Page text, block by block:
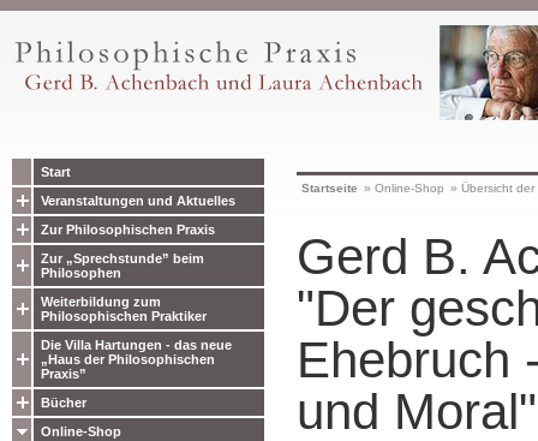
Start
Veranstaltungen und Aktuelles
Zur Philosophischen Praxis
Zur „Sprechstunde” beim
Philosophen
Weiterbildung zum
Philosophischen Praktiker
Die Villa Hartungen - das neue
„Haus der Philosophischen
Praxis”
Bücher
Online-Shop
Startseite » Online-Shop » Übersicht
Gerd B.
"Der
Ehebruch
und Moral"